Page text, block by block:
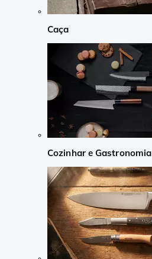
Caça
Cozinhar e Gastronomia